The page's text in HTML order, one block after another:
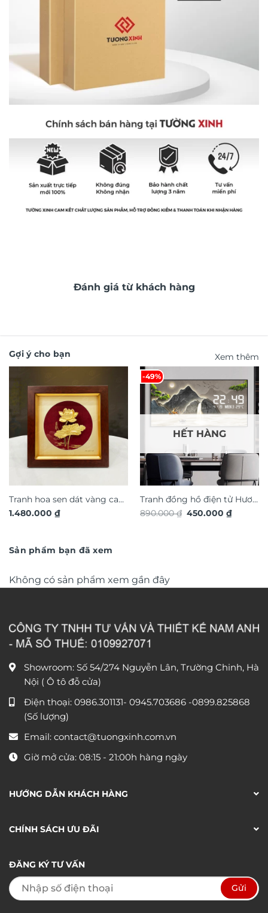
Đánh giá từ khách hàng
Gợi ý cho bạn Xem thêm
Tranh hoa sen dát vàng cao
cấp TDV20
1.480.000 ₫
-49%
HẾT HÀNG
Tranh đồng hồ điện tử Hươu
Tài Lộc TG4916S
890.000₫ Giá
450.000₫Giá
Sản phẩm bạn đã xem
Không có sản phẩm xem gần đây
Showroom: Số 54/274 Nguyễn Lân, Trường Chinh, Hà
Nội ( Ô tô đỗ cửa)
Điện thoại: 0986.301131- 0945.703686 -0899.825868
(Số lượng)
Email: contact@tuongxinh.com.vn
Giờ mở cửa: 08:15 - 21:00h hàng ngày
HƯỚNG DẪN KHÁCH HÀNG
CHÍNH SÁCH ƯU ĐÃI
ĐĂNG KÝ TƯ VẤN